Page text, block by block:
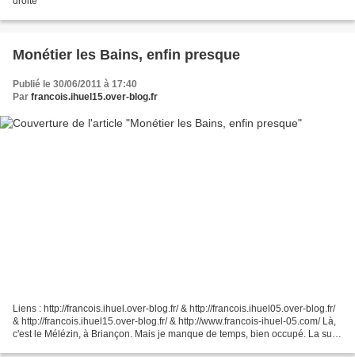
Monétier les Bains, enfin presque
Publié le 30/06/2011 à 17:40
Par francois.ihuel15.over-blog.fr
Liens : http://francois.ihuel.over-blog.fr/ & http://francois.ihuel05.over-blog.fr/
& http://francois.ihuel15.over-blog.fr/ & http://www.francois-ihuel-05.com/ Là,
c'est le Mélézin, à Briançon. Mais je manque de temps, bien occupé. La suite